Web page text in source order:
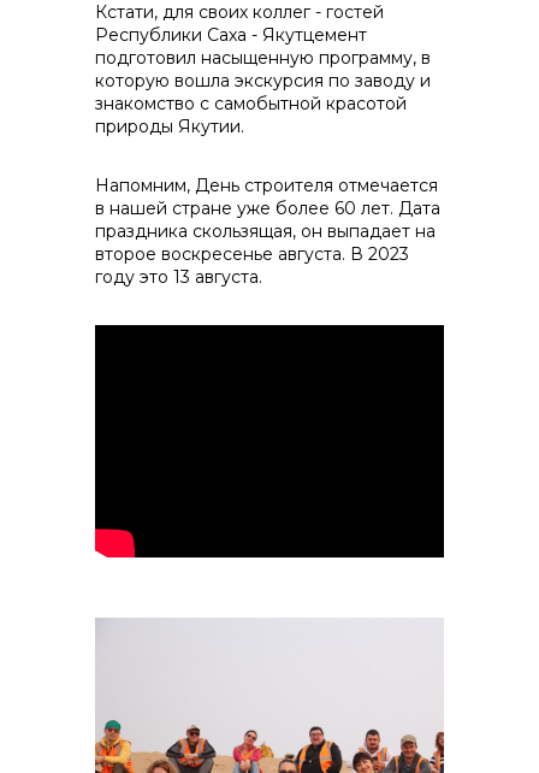
+7 (423) 234 50 50
info@vostokcement.ru
Кстати, для своих коллег - гостей
Республики Саха - Якутцемент
подготовил насыщенную программу, в
которую вошла экскурсия по заводу и
знакомство с самобытной красотой
природы Якутии.
Напомним, День строителя отмечается
в нашей стране уже более 60 лет. Дата
праздника скользящая, он выпадает на
второе воскресенье августа. В 2023
году это 13 августа.